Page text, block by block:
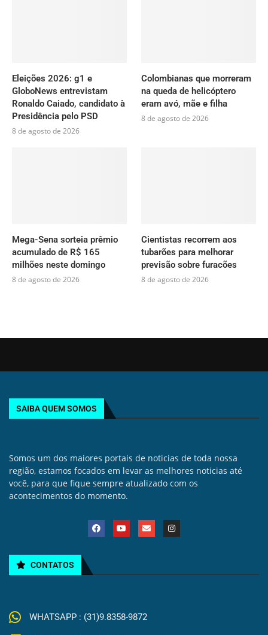
Eleições 2026: g1 e
GloboNews entrevistam
Ronaldo Caiado, candidato à
Presidência pelo PSD
8 de agosto de 2026
Colombianas que morreram
na queda de helicóptero
eram avó, mãe e filha
8 de agosto de 2026
Mega-Sena sorteia prêmio
acumulado de R$ 165
milhões neste domingo
8 de agosto de 2026
Cientistas recorrem aos
tubarões para melhorar
previsão sobre furacões
8 de agosto de 2026
SAIBA QUEM SOMOS
Somos um dos maiores portais de noticias de toda nossa
região, estamos focados em levar as melhores noticias até
você, para que fique sempre atualizado com os
acontecimentos do momento.
CONTATOS
WHATSAPP : (31)9.8358-9872